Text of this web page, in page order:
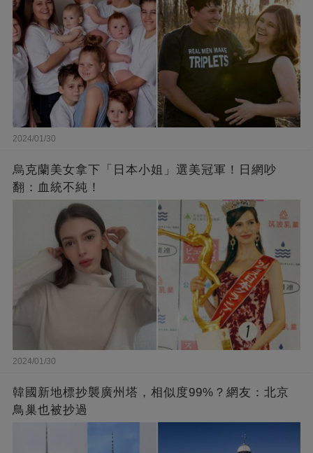
2024/01/30
烏克蘭美女拿下「日本小姐」選美冠軍！日網吵
翻：血統不純！
2024/01/30
韓國新地標抄襲廣州塔，相似度99%？網友：北京
鳥巢也被抄過